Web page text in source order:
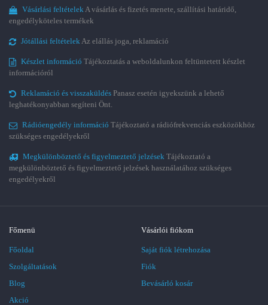
Vásárlási feltételekA vásárlás és fizetés menete, szállítási határidő,
engedélyköteles termékek
Jótállási feltételekAz elállás joga, reklamáció
Készlet információ Tájékoztatás a weboldalunkon feltüntetett készlet
információról
Reklamáció és visszaküldés Panasz esetén igyekszünk a lehető
leghatékonyabban segíteni Önt.
Rádióengedély információ Tájékoztató a rádiófrekvenciás eszközökhöz
szükséges engedélyekről
Megkülönböztető és figyelmeztető jelzések Tájékoztató a
megkülönböztető és figyelmeztető jelzések használatához szükséges
engedélyekről
Főmenü
Főoldal
Szolgáltatások
Blog
Akció
Vásárlói fiókom
Saját fiók létrehozása
Fiók
Bevásárló kosár